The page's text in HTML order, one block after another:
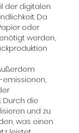
der digitalen
Da
oder
werden,
emissionen,
Durch die
und zu
was einen